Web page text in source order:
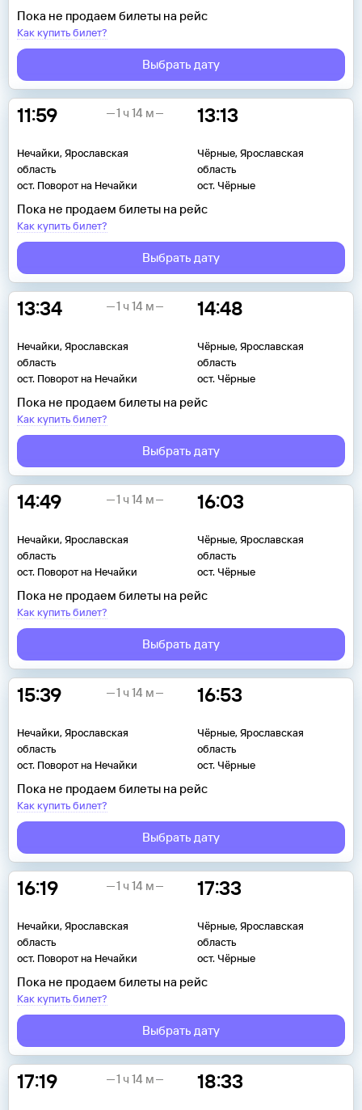
Пока не продаем билеты на рейс
Как купить билет?
Выбрать дату
11:59
Нечайки, Ярославская
область
ост. Поворот на Нечайки
13:13
Чёрные, Ярославская
область
ост. Чёрные
1 ч 14 м
Пока не продаем билеты на рейс
Как купить билет?
Выбрать дату
13:34
Нечайки, Ярославская
область
ост. Поворот на Нечайки
14:48
Чёрные, Ярославская
область
ост. Чёрные
1 ч 14 м
Пока не продаем билеты на рейс
Как купить билет?
Выбрать дату
14:49
Нечайки, Ярославская
область
ост. Поворот на Нечайки
16:03
Чёрные, Ярославская
область
ост. Чёрные
1 ч 14 м
Пока не продаем билеты на рейс
Как купить билет?
Выбрать дату
15:39
Нечайки, Ярославская
область
ост. Поворот на Нечайки
16:53
Чёрные, Ярославская
область
ост. Чёрные
1 ч 14 м
Пока не продаем билеты на рейс
Как купить билет?
Выбрать дату
16:19
Нечайки, Ярославская
область
ост. Поворот на Нечайки
17:33
Чёрные, Ярославская
область
ост. Чёрные
1 ч 14 м
Пока не продаем билеты на рейс
Как купить билет?
Выбрать дату
17:19 18:33
1 ч 14 м